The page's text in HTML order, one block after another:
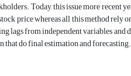
Today, this issue more recent
price whereas all this method
lags from independent variables
that do final estimation and forecasting.